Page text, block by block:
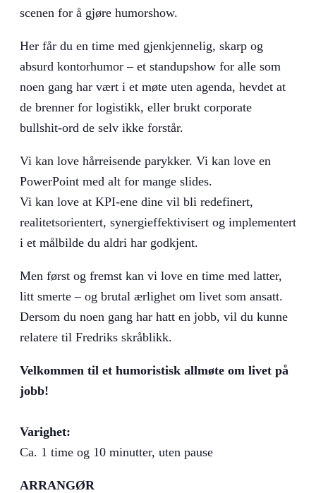
scenen for å gjøre humorshow.
Her får du en time med gjenkjennelig, skarp og
absurd kontorhumor – et standupshow for alle som
noen gang har vært i et møte uten agenda, hevdet at
de brenner for logistikk, eller brukt corporate
bullshit-ord de selv ikke forstår.
Vi kan love hårreisende parykker. Vi kan love en
PowerPoint med alt for mange slides.
Vi kan love at KPI-ene dine vil bli redefinert,
realitetsorientert, synergieffektivisert og implementert
i et målbilde du aldri har godkjent.
Men først og fremst kan vi love en time med latter,
litt smerte – og brutal ærlighet om livet som ansatt.
Dersom du noen gang har hatt en jobb, vil du kunne
relatere til Fredriks skråblikk.
Velkommen til et humoristisk allmøte om livet på
jobb!
Varighet:
Ca. 1 time og 10 minutter, uten pause
ARRANGØR